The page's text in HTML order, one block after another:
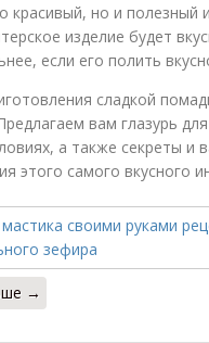
красивый, но и полезный
изделие будет
если его полить
сладкой
вам глазурь
а также секреты и
этого самого вкусного
→